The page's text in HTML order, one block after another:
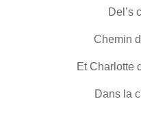
Del’s
Chemin
Et Charlotte
Dans la